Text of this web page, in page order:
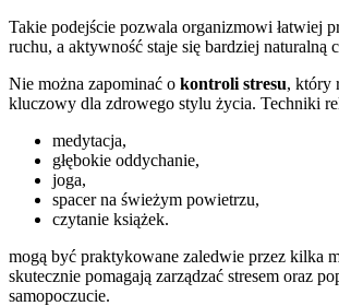
Takie podejście pozwala organizmowi łatwiej
ruchu, a aktywność staje się bardziej naturalną
Nie można zapominać o kontroli stresu, który
kluczowy dla zdrowego stylu życia. Techniki
medytacja,
głębokie oddychanie,
joga,
spacer na świeżym powietrzu,
czytanie książek.
mogą być praktykowane zaledwie przez kilka
skutecznie pomagają zarządzać stresem oraz
samopoczucie.